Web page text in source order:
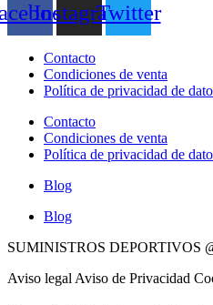
InstagramTwitter
Contacto
Condiciones de venta
Política de privacidad de
Contacto
Condiciones de venta
Política de privacidad de
Blog
Blog
SUMINISTROS DEPORTIVOS
Aviso legal Aviso de Privacidad